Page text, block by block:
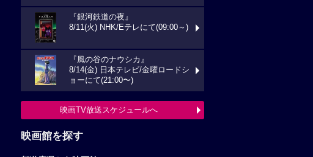
『銀河鉄道の夜』
8/11(火) NHK/Eテレにて(09:00～)
『風の谷のナウシカ』
8/14(金) 日本テレビ/金曜ロードシ
ョーにて(21:00〜)
映画TV放送スケジュールへ
映画館を探す